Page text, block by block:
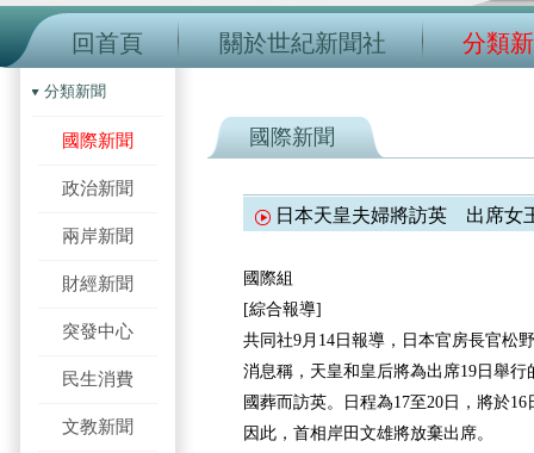
回首頁 關於世紀新聞社 分類
分類新聞
國際新聞
政治新聞
兩岸新聞
財經新聞
突發中心
民生消費
文教新聞
國際新聞
日本天皇夫婦將訪英 出席女
國際組
[綜合報導]
共同社9月14日報導，日本官房長官松
消息稱，天皇和皇后將為出席19日舉
國葬而訪英。日程為17至20日，將於
因此，首相岸田文雄將放棄出席。